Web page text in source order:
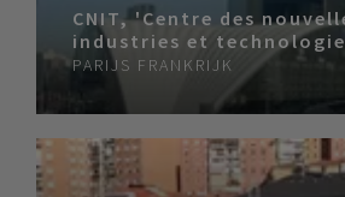
CNIT, 'Centre des
industries et
PARIJS FRANKRIJK